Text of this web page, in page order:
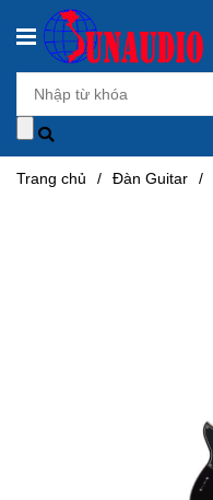
Trang chủ / Đàn Guitar /